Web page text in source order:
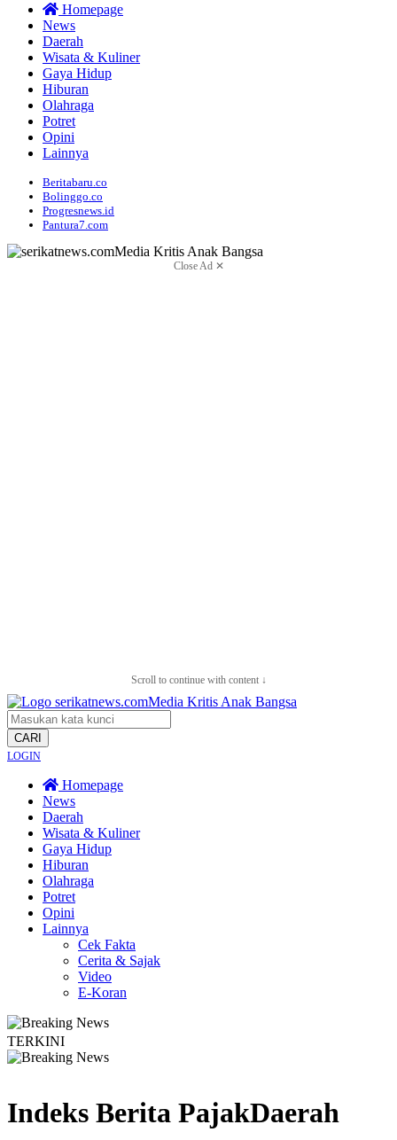
Homepage
News
Daerah
Wisata & Kuliner
Gaya Hidup
Hiburan
Olahraga
Potret
Opini
Lainnya
Beritabaru.co
Bolinggo.co
Progresnews.id
Pantura7.com
Close Ad ✕
Scroll to continue with content ↓
CARI
LOGIN
Homepage
News
Daerah
Wisata & Kuliner
Gaya Hidup
Hiburan
Olahraga
Potret
Opini
Lainnya
Cek Fakta
Cerita & Sajak
Video
E-Koran
TERKINI
Indeks Berita PajakDaerah